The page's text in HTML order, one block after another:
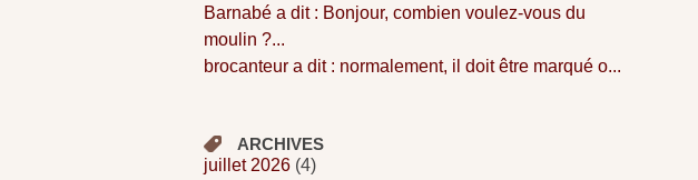
Barnabé a dit : Bonjour, combien voulez-vous du
moulin ?...
brocanteur a dit : normalement, il doit être marqué o...
ARCHIVES
juillet 2026 (4)